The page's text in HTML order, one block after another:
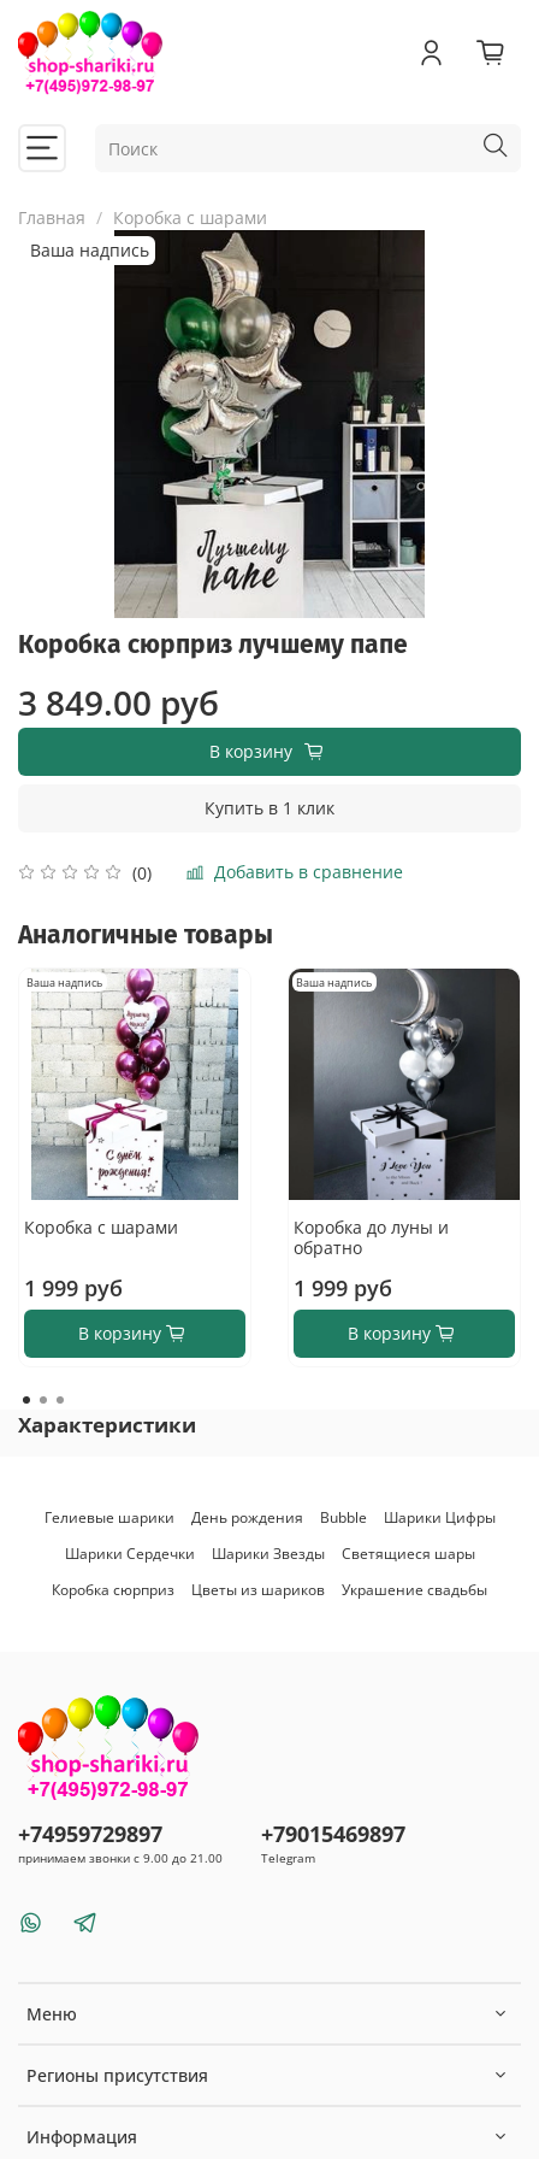
Главная
Коробка с шарами
Ваша надпись
Коробка сюрприз лучшему папе
(0) Добавить в сравнение
3 849.00 руб
В корзину
Купить в 1 клик
Аналогичные товары
Ваша надпись
Коробка с шарами
1 999 руб
В корзину
Ваша надпись
Коробка до луны и
обратно
1 999 руб
В корзину
Характеристики
Гелиевые шарики День рождения Bubble
Шарики Цифры
Шарики Сердечки
Шарики Звезды
Светящиеся шары
Коробка сюрприз
Цветы из шариков Украшение свадьбы
Меню
Регионы присутствия
Информация
+74959729897
принимаем звонки с 9.00 до 21.00
+79015469897
Telegram